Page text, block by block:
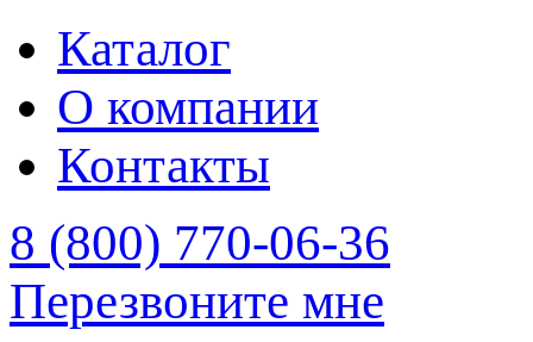
Каталог
О компании
Контакты
8 (800) 770-06-36
Перезвоните мне